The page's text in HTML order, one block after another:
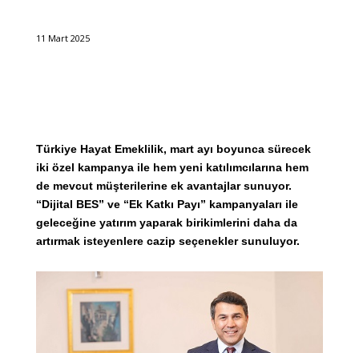
11 Mart 2025
Türkiye Hayat Emeklilik, mart ayı boyunca sürecek
iki özel kampanya ile hem yeni katılımcılarına hem
de mevcut müşterilerine ek avantajlar sunuyor.
“Dijital BES” ve “Ek Katkı Payı” kampanyaları ile
geleceğine yatırım yaparak birikimlerini daha da
artırmak isteyenlere cazip seçenekler sunuluyor.